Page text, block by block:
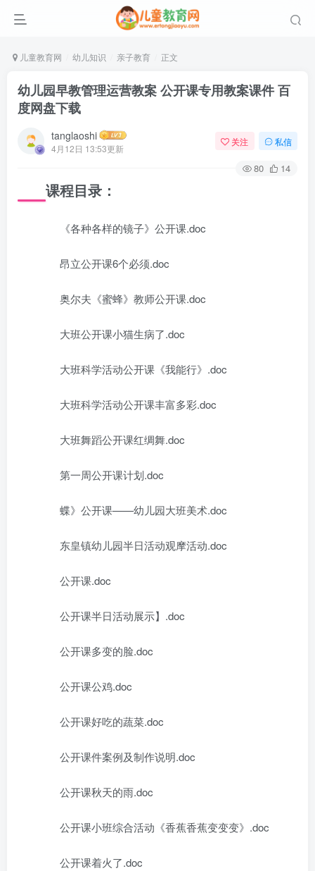
儿童教育网 幼儿知识 亲子教育 正文
幼儿园早教管理运营教案 公开课专用教案课件 百
度网盘下载
tanglaoshi
4月12日 13:53更新
关注 私信
80 14
课程目录：
《各种各样的镜子》公开课.doc
昂立公开课6个必须.doc
奥尔夫《蜜蜂》教师公开课.doc
大班公开课小猫生病了.doc
大班科学活动公开课《我能行》.doc
大班科学活动公开课丰富多彩.doc
大班舞蹈公开课红绸舞.doc
第一周公开课计划.doc
蝶》公开课——幼儿园大班美术.doc
东皇镇幼儿园半日活动观摩活动.doc
公开课.doc
公开课半日活动展示】.doc
公开课多变的脸.doc
公开课公鸡.doc
公开课好吃的蔬菜.doc
公开课件案例及制作说明.doc
公开课秋天的雨.doc
公开课小班综合活动《香蕉香蕉变变变》.doc
公开课着火了.doc